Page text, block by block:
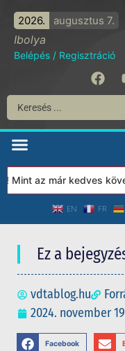
2026. augusztus 7.
Ibolya
Belépés / Regisztráció
az már kedves
EN FR
Ez a
vdtablog.hu
2024. november
Facebook